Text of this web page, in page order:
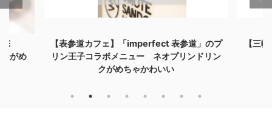
「imperfect 表参道」のプ
ニュー ネオプリンドリン
【三軒茶屋カフェ】名店カボチャの
プリンが可愛くてうますぎ